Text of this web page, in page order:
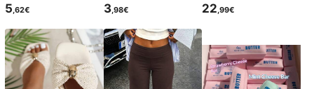
5 ,62€ 3,98€ 22 ,99€